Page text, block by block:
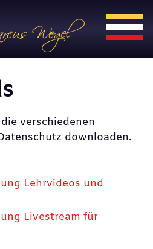
verschiedenen
downloaden.
Lehrvideos und
Livestream für